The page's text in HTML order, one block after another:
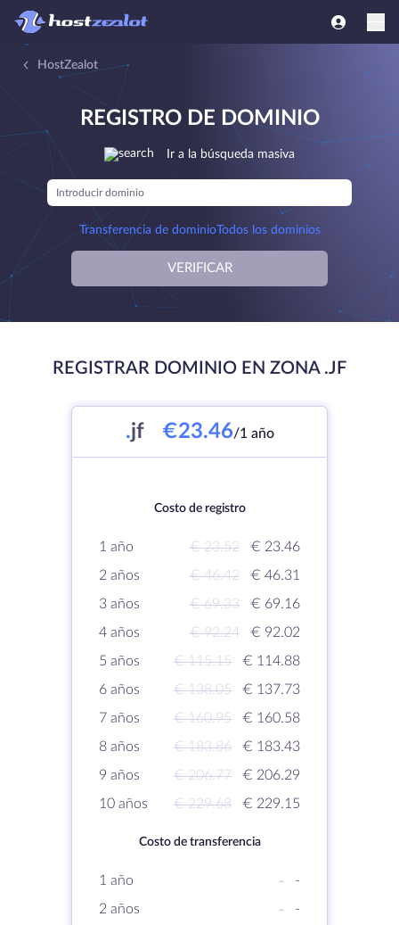
HostZealot
REGISTRO DE DOMINIO
Ir a la búsqueda masiva
Transferencia de dominioTodos los dominios
VERIFICAR
REGISTRAR DOMINIO EN ZONA .JF
.jf €23.46/1 año
Costo de registro
1 año € 23.52
€ 23.46
2 años
€ 46.42
€ 46.31
3 años
€ 69.33
€ 69.16
4 años
€ 92.24
€ 92.02
5 años
€ 115.15
€ 114.88
6 años
€ 138.05
€ 137.73
7 años
€ 160.95
€ 160.58
8 años
€ 183.86
€ 183.43
9 años
€ 206.77
€ 206.29
10 años
€ 229.68 € 229.15
Costo de transferencia
1 año -
-
2 años
-
-